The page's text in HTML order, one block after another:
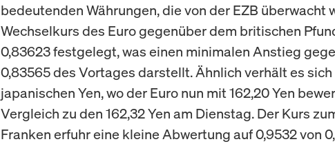
bedeutenden Währungen, die von der EZB überwacht
Wechselkurs des Euro gegenüber dem britischen
0,83623 festgelegt, was einen minimalen Anstieg
0,83565 des Vortages darstellt. Ähnlich verhält es
japanischen Yen, wo der Euro nun mit 162,20 Yen
Vergleich zu den 162,32 Yen am Dienstag. Der Kurs
Franken erfuhr eine kleine Abwertung auf 0,9532 von